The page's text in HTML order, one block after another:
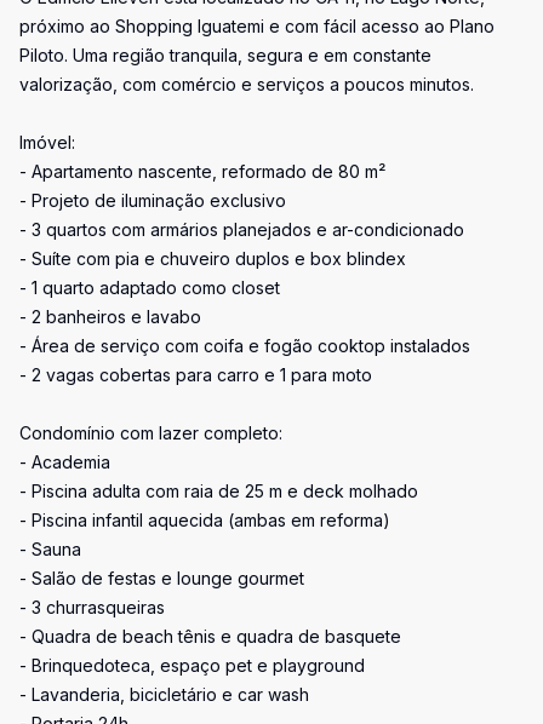
próximo ao Shopping Iguatemi e com fácil acesso ao Plano
Piloto. Uma região tranquila, segura e em constante
valorização, com comércio e serviços a poucos minutos.
Imóvel:
- Apartamento nascente, reformado de 80 m²
- Projeto de iluminação exclusivo
- 3 quartos com armários planejados e ar-condicionado
- Suíte com pia e chuveiro duplos e box blindex
- 1 quarto adaptado como closet
- 2 banheiros e lavabo
- Área de serviço com coifa e fogão cooktop instalados
- 2 vagas cobertas para carro e 1 para moto
Condomínio com lazer completo:
- Academia
- Piscina adulta com raia de 25 m e deck molhado
- Piscina infantil aquecida (ambas em reforma)
- Sauna
- Salão de festas e lounge gourmet
- 3 churrasqueiras
- Quadra de beach tênis e quadra de basquete
- Brinquedoteca, espaço pet e playground
- Lavanderia, bicicletário e car wash